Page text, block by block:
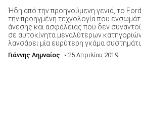
Ήδη από την προηγούμενη γενιά, το
την προηγμένη τεχνολογία που
άνεσης και ασφάλειας που δεν
σε αυτοκίνητα μεγαλύτερων
λανσάρει μία ευρύτερη γκάμα
Γιάννης Λημναίος • 25 Απριλίου 2019